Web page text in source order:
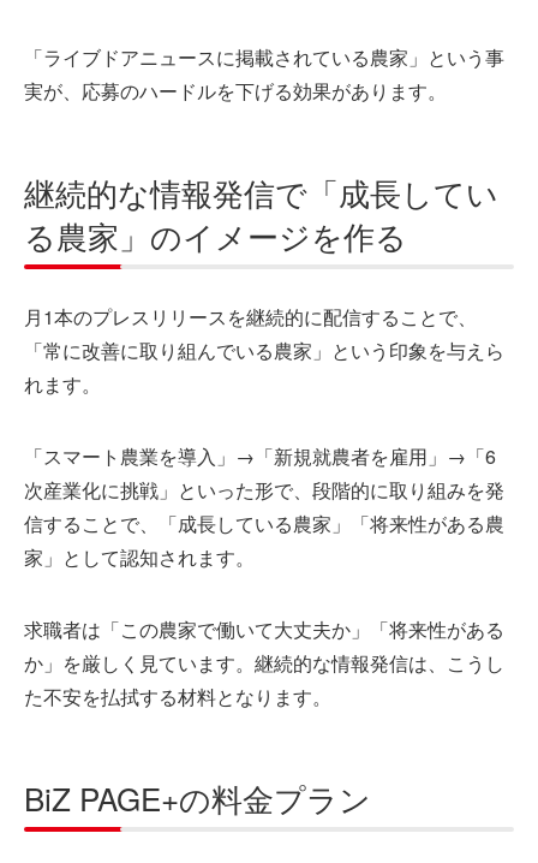
「ライブドアニュースに掲載されている農家」という事
実が、応募のハードルを下げる効果があります。
継続的な情報発信で「成長してい
る農家」のイメージを作る
月1本のプレスリリースを継続的に配信することで、
「常に改善に取り組んでいる農家」という印象を与えら
れます。
「スマート農業を導入」→「新規就農者を雇用」→「6
次産業化に挑戦」といった形で、段階的に取り組みを発
信することで、「成長している農家」「将来性がある農
家」として認知されます。
求職者は「この農家で働いて大丈夫か」「将来性がある
か」を厳しく見ています。継続的な情報発信は、こうし
た不安を払拭する材料となります。
BiZ PAGE+の料金プラン